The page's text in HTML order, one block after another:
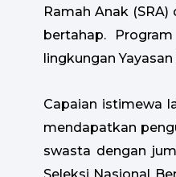
Ramah Anak
bertahap.
lingkungan
Capaian istimewa
mendapatkan
swasta dengan
Seleksi Nasional